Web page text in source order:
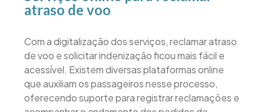
atraso de voo
Com a digitalização dos serviços, reclamar atraso
de voo e solicitar indenização ficou mais fácil e
acessível. Existem diversas plataformas online
que auxiliam os passageiros nesse processo,
oferecendo suporte para registrar reclamações e